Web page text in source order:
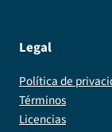
Legal
Política de
Términos
Licencias